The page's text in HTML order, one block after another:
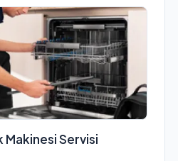
Makinesi Servisi